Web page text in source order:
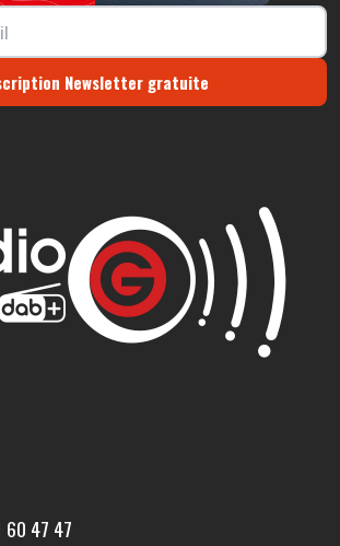
Newsletter gratuite
60 47 47